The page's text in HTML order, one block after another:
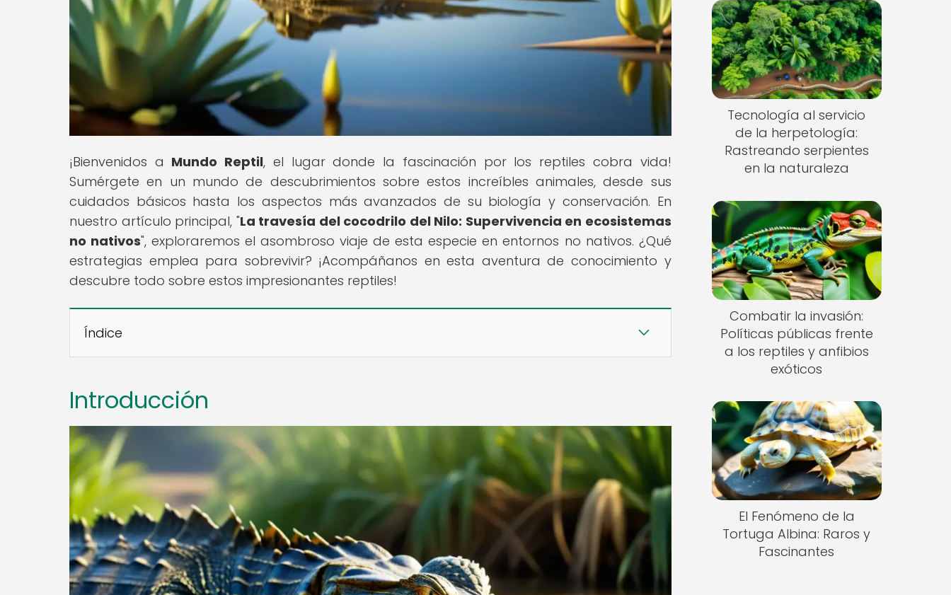
¡Bienvenidos a Mundo Reptil, el lugar donde la fascinación por los reptiles cobra vida!
Sumérgete en un mundo de descubrimientos sobre estos increíbles animales, desde sus
cuidados básicos hasta los aspectos más avanzados de su biología y conservación. En
nuestro artículo principal, "La travesía del cocodrilo del Nilo: Supervivencia en ecosistemas
no nativos", exploraremos el asombroso viaje de esta especie en entornos no nativos. ¿Qué
estrategias emplea para sobrevivir? ¡Acompáñanos en esta aventura de conocimiento y
descubre todo sobre estos impresionantes reptiles!
Índice
Introducción
Tecnología al servicio
de la herpetología:
Rastreando serpientes
en la naturaleza
Combatir la invasión:
Políticas públicas frente
a los reptiles y anfibios
exóticos
El Fenómeno de la
Tortuga Albina: Raros y
Fascinantes